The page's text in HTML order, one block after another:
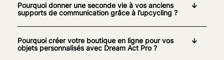
Pourquoi donner une seconde vie à vos anciens
supports de communication grâce à l’upcycling ?
Pourquoi créer votre boutique en ligne pour vos
objets personnalisés avec Dream Act Pro ?